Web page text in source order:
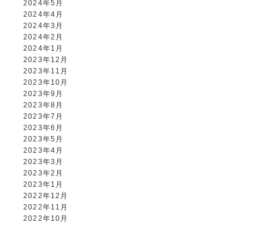
2024年5月
2024年4月
2024年3月
2024年2月
2024年1月
2023年12月
2023年11月
2023年10月
2023年9月
2023年8月
2023年7月
2023年6月
2023年5月
2023年4月
2023年3月
2023年2月
2023年1月
2022年12月
2022年11月
2022年10月